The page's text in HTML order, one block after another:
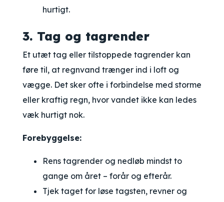
hurtigt.
3. Tag og tagrender
Et utæt tag eller tilstoppede tagrender kan
føre til, at regnvand trænger ind i loft og
vægge. Det sker ofte i forbindelse med storme
eller kraftig regn, hvor vandet ikke kan ledes
væk hurtigt nok.
Forebyggelse:
Rens tagrender og nedløb mindst to
gange om året – forår og efterår.
Tjek taget for løse tagsten, revner og